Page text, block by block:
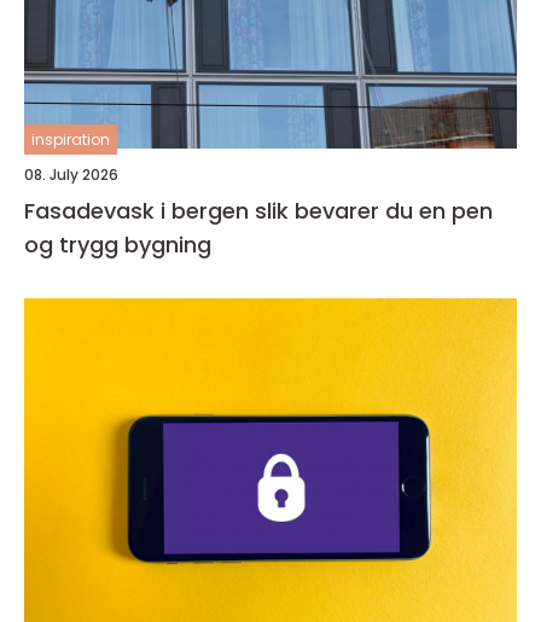
inspiration
08. July 2026
Fasadevask i bergen slik bevarer du en pen
og trygg bygning